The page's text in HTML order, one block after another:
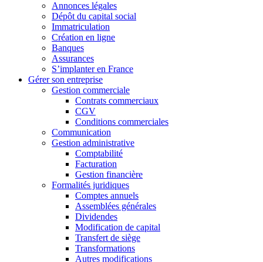
Annonces légales
Dépôt du capital social
Immatriculation
Création en ligne
Banques
Assurances
S’implanter en France
Gérer son entreprise
Gestion commerciale
Contrats commerciaux
CGV
Conditions commerciales
Communication
Gestion administrative
Comptabilité
Facturation
Gestion financière
Formalités juridiques
Comptes annuels
Assemblées générales
Dividendes
Modification de capital
Transfert de siège
Transformations
Autres modifications